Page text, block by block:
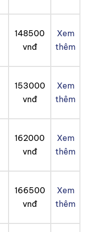
148500
vnđ
Xem
thêm
153000
vnđ
Xem
thêm
162000
vnđ
Xem
thêm
166500
vnđ
Xem
thêm